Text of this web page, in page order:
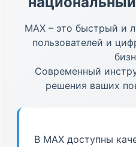
МАХ – это быстрый и
пользователей и
Современный
решения ваших
В МАХ доступны